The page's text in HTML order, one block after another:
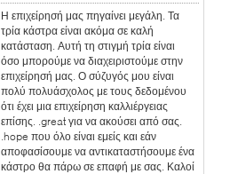
Η επιχείρησή μας πηγαίνει μεγάλη. Τα
τρία κάστρα είναι ακόμα σε καλή
κατάσταση. Αυτή τη στιγμή τρία είναι
όσο μπορούμε να διαχειριστούμε στην
επιχείρησή μας. Ο σύζυγός μου είναι
πολύ πολυάσχολος με τους δεδομένου
ότι έχει μια επιχείρηση καλλιέργειας
επίσης. .great για να ακούσει από σας.
.hope που όλο είναι εμείς και εάν
αποφασίσουμε να αντικαταστήσουμε ένα
κάστρο θα πάρω σε επαφή με σας. Καλοί